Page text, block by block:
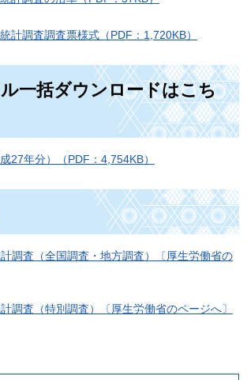
計調査調査票様式（PDF：1,720KB）
一括ダウンロードはこち
27年分）（PDF：4,754KB）
調査（全国調査・地方調査）〔厚生労働省の
調査（特別調査）〔厚生労働省のページへ〕